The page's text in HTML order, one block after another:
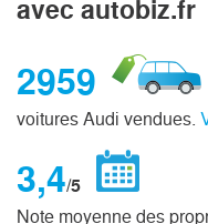
avec autobiz.fr
2959
voitures Audi vendues.
3,4/5
Note moyenne des